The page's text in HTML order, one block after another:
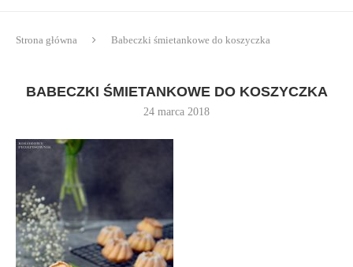
Strona główna Babeczki śmietankowe do koszyczka
BABECZKI ŚMIETANKOWE DO KOSZYCZKA
24 marca 2018